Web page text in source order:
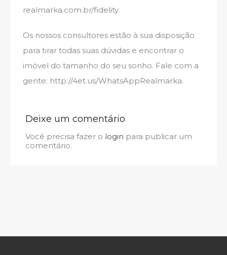
realmarka.com.br/fidelity.
Os nossos consultores estão à sua disposição
para tirar todas suas dúvidas e encontrar o
imóvel do tamanho do seu sonho. Fale com a
gente: http://4et.us/WhatsAppRealmarka.
Deixe um comentário
Você precisa fazer o login para publicar um
comentário.